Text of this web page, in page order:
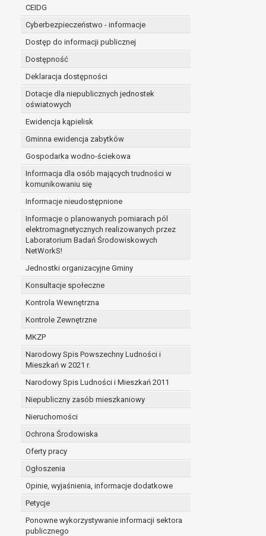
CEIDG
Cyberbezpieczeństwo - informacje
Dostęp do informacji publicznej
Dostępność
Deklaracja dostępności
Dotacje dla niepublicznych jednostek
oświatowych
Ewidencja kąpielisk
Gminna ewidencja zabytków
Gospodarka wodno-ściekowa
Informacja dla osób mających trudności w
komunikowaniu się
Informacje nieudostępnione
Informacje o planowanych pomiarach pól
elektromagnetycznych realizowanych przez
Laboratorium Badań Środowiskowych
NetWorkS!
Jednostki organizacyjne Gminy
Konsultacje społeczne
Kontrola Wewnętrzna
Kontrole Zewnętrzne
MKZP
Narodowy Spis Powszechny Ludności i
Mieszkań w 2021 r.
Narodowy Spis Ludności i Mieszkań 2011
Niepubliczny zasób mieszkaniowy
Nieruchomości
Ochrona Środowiska
Oferty pracy
Ogłoszenia
Opinie, wyjaśnienia, informacje dodatkowe
Petycje
Ponowne wykorzystywanie informacji sektora
publicznego
administratorowi bądź
niezbędność przetwarzania do celów
Z przyczyn związanych z Pani/Pana
on istnienie ważnych prawnie uzasadnionych
ustalenia, dochodzenia lub obrony roszczeń.
W przypadku gdy przetwarzanie danych osobowych
prawo do cofnięcia tej zgody w dowolnym momencie.
Przysługuje Pani/Panu prawo wniesienia skargi do
Organem właściwym do wniesienia skargi jest Prezes
W zależności od sfery, w której przetwarzane są
Pani/Pana dane nie będą poddawane